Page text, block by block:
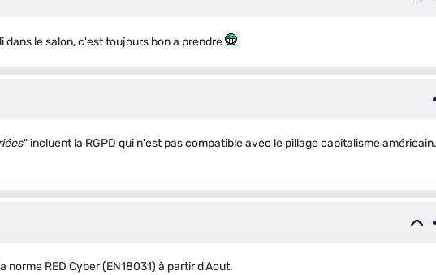
le salon, c'est toujours bon a prendre
" incluent la RGPD qui n'est pas compatible avec lepillagecapitalisme
norme RED Cyber (EN18031) à partir d'Aout.